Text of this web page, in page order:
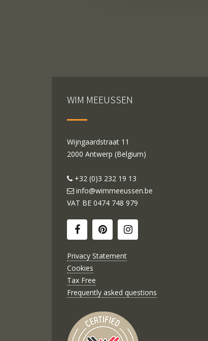
WIM MEEUSSEN
Wijngaardstraat 11
2000 Antwerp (Belgium)
+32 (0)3 232 19 13
info@wimmeeussen.be
VAT BE 0474 748 979
Privacy Statement
Cookies
Tax Free
Frequently asked questions